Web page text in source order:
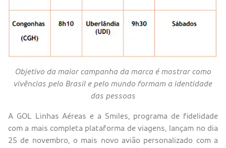
Objetivo da maior campanha da marca é mostrar como
vivências pelo Brasil e pelo mundo formam a identidade
das pessoas
A GOL Linhas Aéreas e a Smiles, programa de fidelidade
com a mais completa plataforma de viagens, lançam no dia
25 de novembro, o mais novo avião personalizado com a